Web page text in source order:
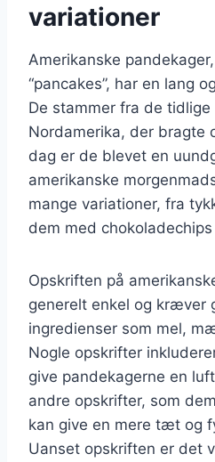
variationer
Amerikanske
“pancakes”, har en lang
De stammer fra de tidlige
Nordamerika, der bragte
dag er de blevet en
amerikanske
mange variationer, fra
dem med
Opskriften på
generelt enkel og kræver
ingredienser som mel,
Nogle opskrifter
give pandekagerne en
andre opskrifter, som
kan give en mere tæt og
Uanset opskriften er det